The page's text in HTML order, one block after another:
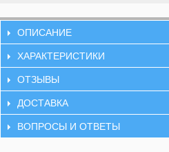
ОПИСАНИЕ
ХАРАКТЕРИСТИКИ
ОТЗЫВЫ
ДОСТАВКА
ВОПРОСЫ И ОТВЕТЫ